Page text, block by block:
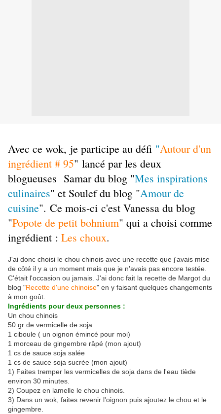
Avec ce wok, je participe au défi "Autour d'un
ingrédient # 95" lancé par les deux
blogueuses Samar du blog "Mes inspirations
culinaires" et Soulef du blog "Amour de
cuisine". Ce mois-ci c'est Vanessa du blog
"Popote de petit bohnium" qui a choisi comme
ingrédient : Les choux.
J'ai donc choisi le chou chinois avec une recette que j'avais mise
de côté il y a un moment mais que je n'avais pas encore testée.
C'était l'occasion ou jamais. J'ai donc fait la recette de Margot du
blog "Recette d'une chinoise" en y faisant quelques changements
à mon goût.
Ingrédients pour deux personnes :
Un chou chinois
50 gr de vermicelle de soja
1 ciboule ( un oignon émincé pour moi)
1 morceau de gingembre râpé (mon ajout)
1 cs de sauce soja salée
1 cs de sauce soja sucrée (mon ajout)
1) Faites tremper les vermicelles de soja dans de l'eau tiède
environ 30 minutes.
2) Coupez en lamelle le chou chinois.
3) Dans un wok, faites revenir l'oignon puis ajoutez le chou et le
gingembre.